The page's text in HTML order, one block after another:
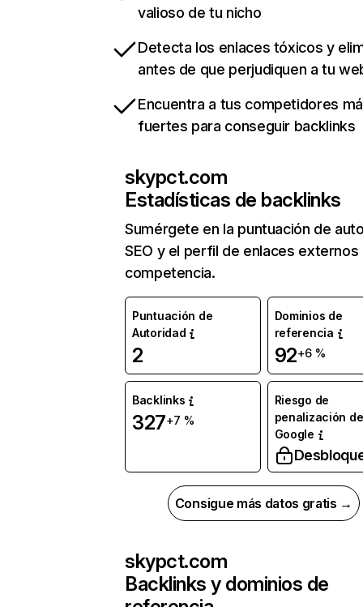
valioso de tu nicho
Detecta los enlaces tóxicos y
antes de que perjudiquen a tu
Encuentra a tus competidores
fuertes para conseguir backlinks
skypct.com
Estadísticas de backlinks
Sumérgete en la puntuación de
SEO y el perfil de enlaces externos
competencia.
Puntuación de
Autoridad
2
Dominios de
referencia
92+6 %
Backlinks
327+7 %
Riesgo de
penalización de
Google
Consigue más datos gratis →
skypct.com
Backlinks y dominios de